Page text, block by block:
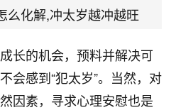
么化解,冲太岁越冲越旺
长的机会，预料并解决可
会感到“犯太岁”。当然，对
因素，寻求心理安慰也是
16